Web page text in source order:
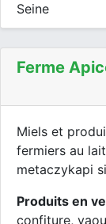
Seine
Ferme
Miels et
fermiers au
metaczykapi
Produits en
confiture,